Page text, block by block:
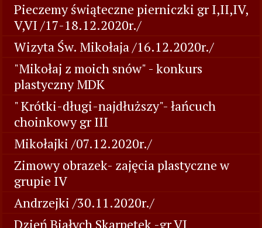
Pieczemy świąteczne pierniczki gr I,II,IV,
V,VI /17-18.12.2020r./
Wizyta Św. Mikołaja /16.12.2020r./
"Mikołaj z moich snów" - konkurs
plastyczny MDK
" Krótki-długi-najdłuższy"- łańcuch
choinkowy gr III
Mikołajki /07.12.2020r./
Zimowy obrazek- zajęcia plastyczne w
grupie IV
Andrzejki /30.11.2020r./
Dzień Białych Skarpetek -gr VI